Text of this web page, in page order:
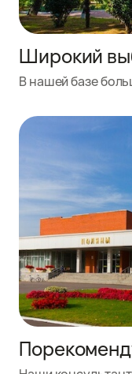
Широкий
В нашей базе